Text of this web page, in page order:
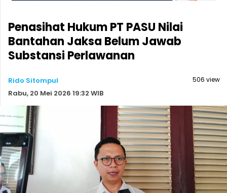
Penasihat Hukum PT PASU Nilai
Bantahan Jaksa Belum Jawab
Substansi Perlawanan
Rido Sitompul
Rabu, 20 Mei 2026 19:32 WIB
506 view